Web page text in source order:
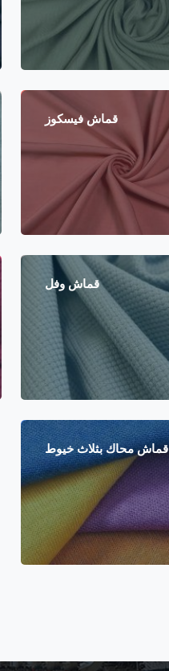
قماش فيسكوز
قماش وفل
قماش محاك بثلاث خيوط